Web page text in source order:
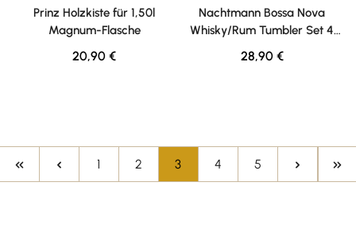
Durchschnittliche Bewertung von 3.67 von 5 Sternen
Prinz Holzkiste für 1,50l
Magnum-Flasche
Regulärer Preis:
20,90 €
Durchschnittliche Bewertung
Nachtmann Bossa Nova
Whisky/Rum Tumbler Set 4
Gläser
Regulärer Preis:
28,90 €
Seite
1 Seite
2 Seite
3 Seite
4 Seite
5